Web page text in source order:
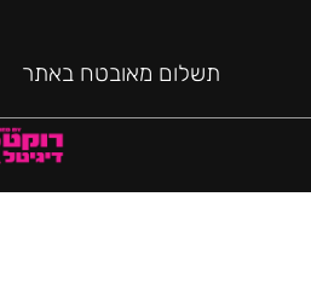
תשלום מאובטח באתר